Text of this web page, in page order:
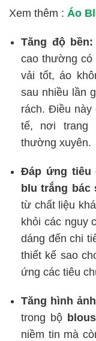
Xem thêm : Áo
Tăng độ bền:
cao thường có
vải tốt, áo
sau nhiều lần
rách. Điều này
tế, nơi trang
thường xuyên.
Đáp ứng tiêu
blu trắng bác
từ chất liệu
khỏi các nguy
dáng đến chi
thiết kế sao
ứng các tiêu
Tăng hình
trong bộ
niềm tin mà